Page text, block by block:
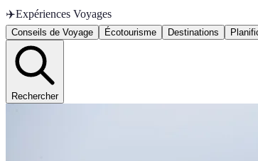
✈️Expériences Voyages
Conseils de Voyage Écotourisme Destinations
Rechercher